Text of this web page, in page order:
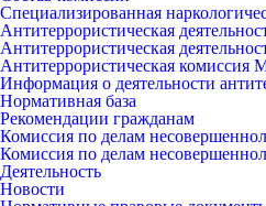
Специализированная
Антитеррористическая
Антитеррористическая
Антитеррористическая комиссия
Информация о деятельности
Нормативная база
Рекомендации гражданам
Комиссия по делам
Комиссия по делам
Деятельность
Новости